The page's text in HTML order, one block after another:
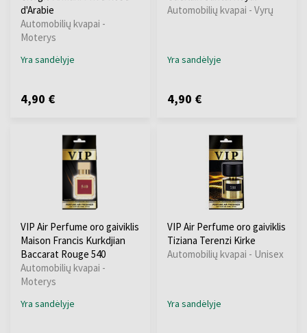
d'Arabie
Automobilių kvapai -
Moterys
Yra sandėlyje
4,90 €
Automobilių kvapai - Vyrų
Yra sandėlyje
4,90 €
VIP Air Perfume oro gaiviklis
Maison Francis Kurkdjian
Baccarat Rouge 540
Automobilių kvapai -
Moterys
Yra sandėlyje
VIP Air Perfume oro gaiviklis
Tiziana Terenzi Kirke
Automobilių kvapai - Unisex
Yra sandėlyje